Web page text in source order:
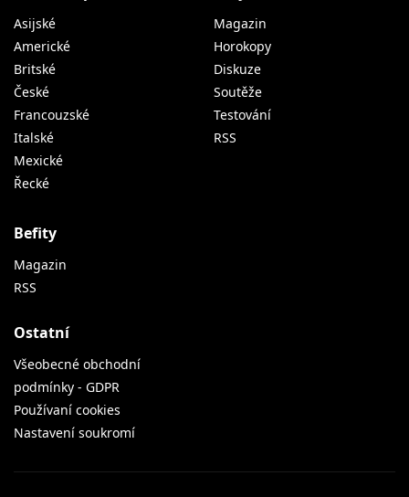
Asijské
Americké
Britské
České
Francouzské
Italské
Mexické
Řecké
Magazin
Horokopy
Diskuze
Soutěže
Testování
RSS
Befity
Magazin
RSS
Ostatní
Všeobecné obchodní
podmínky - GDPR
Používaní cookies
Nastavení soukromí